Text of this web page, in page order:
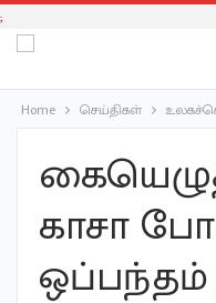
;
Home செய்திகள்
காசா
ஒப்பந்தம்